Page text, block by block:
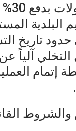
البلدية
تاريخ
إتمام